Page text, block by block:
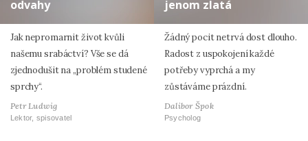
odvahy
Jak nepromarnit život kvůli
našemu srabáctví? Vše se dá
zjednodušit na „problém studené
sprchy“.
Petr Ludwig
Lektor, spisovatel
jenom zlatá
Žádný pocit netrvá dost dlouho.
Radost z uspokojení každé
potřeby vyprchá a my
zůstáváme prázdní.
Dalibor Špok
Psycholog